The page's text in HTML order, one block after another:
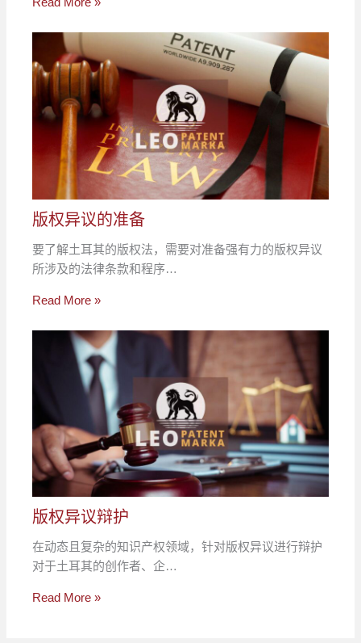
版权异议的准备
要了解土耳其的版权法，需要对准备强有力的版权异议
所涉及的法律条款和程序…
Read More »
版权异议辩护
在动态且复杂的知识产权领域，针对版权异议进行辩护
对于土耳其的创作者、企…
Read More »